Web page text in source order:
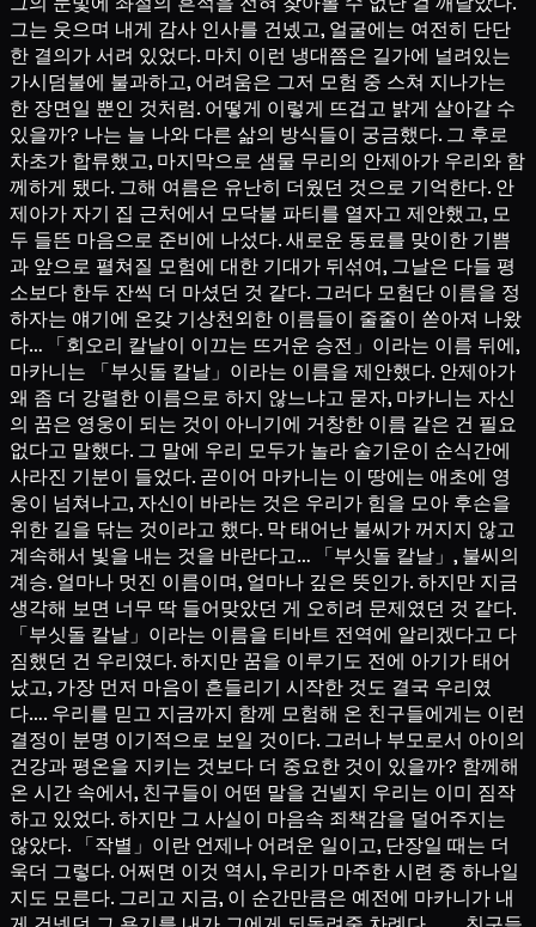
그는 웃으며 내게 감사 인사를 건넸고, 얼굴에는 여전히 단단
한 결의가 서려 있었다. 마치 이런 냉대쯤은 길가에 널려있는
가시덤불에 불과하고, 어려움은 그저 모험 중 스쳐 지나가는
한 장면일 뿐인 것처럼. 어떻게 이렇게 뜨겁고 밝게 살아갈 수
있을까? 나는 늘 나와 다른 삶의 방식들이 궁금했다. 그 후로
차초가 합류했고, 마지막으로 샘물 무리의 안제아가 우리와 함
께하게 됐다. 그해 여름은 유난히 더웠던 것으로 기억한다. 안
제아가 자기 집 근처에서 모닥불 파티를 열자고 제안했고, 모
두 들뜬 마음으로 준비에 나섰다. 새로운 동료를 맞이한 기쁨
과 앞으로 펼쳐질 모험에 대한 기대가 뒤섞여, 그날은 다들 평
소보다 한두 잔씩 더 마셨던 것 같다. 그러다 모험단 이름을 정
하자는 얘기에 온갖 기상천외한 이름들이 줄줄이 쏟아져 나왔
다… 「회오리 칼날이 이끄는 뜨거운 승전」이라는 이름 뒤에,
마카니는 「부싯돌 칼날」이라는 이름을 제안했다. 안제아가
왜 좀 더 강렬한 이름으로 하지 않느냐고 묻자, 마카니는 자신
의 꿈은 영웅이 되는 것이 아니기에 거창한 이름 같은 건 필요
없다고 말했다. 그 말에 우리 모두가 놀라 술기운이 순식간에
사라진 기분이 들었다. 곧이어 마카니는 이 땅에는 애초에 영
웅이 넘쳐나고, 자신이 바라는 것은 우리가 힘을 모아 후손을
위한 길을 닦는 것이라고 했다. 막 태어난 불씨가 꺼지지 않고
계속해서 빛을 내는 것을 바란다고… 「부싯돌 칼날」, 불씨의
계승. 얼마나 멋진 이름이며, 얼마나 깊은 뜻인가. 하지만 지금
생각해 보면 너무 딱 들어맞았던 게 오히려 문제였던 것 같다.
「부싯돌 칼날」이라는 이름을 티바트 전역에 알리겠다고 다
짐했던 건 우리였다. 하지만 꿈을 이루기도 전에 아기가 태어
났고, 가장 먼저 마음이 흔들리기 시작한 것도 결국 우리였
다…. 우리를 믿고 지금까지 함께 모험해 온 친구들에게는 이런
결정이 분명 이기적으로 보일 것이다. 그러나 부모로서 아이의
건강과 평온을 지키는 것보다 더 중요한 것이 있을까? 함께해
온 시간 속에서, 친구들이 어떤 말을 건넬지 우리는 이미 짐작
하고 있었다. 하지만 그 사실이 마음속 죄책감을 덜어주지는
않았다. 「작별」이란 언제나 어려운 일이고, 단장일 때는 더
욱더 그렇다. 어쩌면 이것 역시, 우리가 마주한 시련 중 하나일
지도 모른다. 그리고 지금, 이 순간만큼은 예전에 마카니가 내